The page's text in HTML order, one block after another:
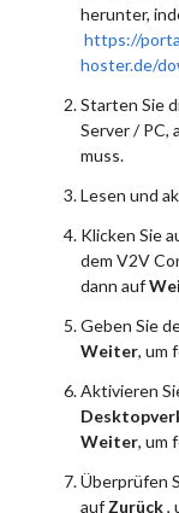
herunter,
https://
hoster.de/
Starten Sie
Server / PC,
muss.
Lesen und
Klicken Sie
dem V2V
dann auf
Geben Sie
Weiter, um
Aktivieren
Weiter, um
Überprüfen
auf Zurück,